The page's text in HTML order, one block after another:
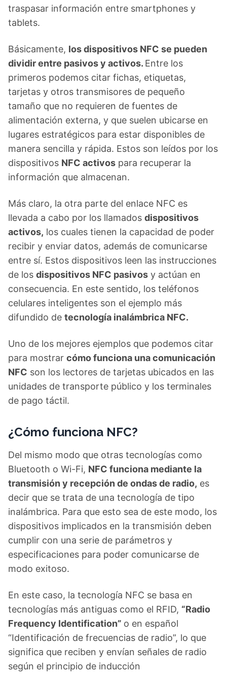
traspasar información entre smartphones y
tablets.
Básicamente, los dispositivos NFC se pueden
dividir entre pasivos y activos. Entre los
primeros podemos citar fichas, etiquetas,
tarjetas y otros transmisores de pequeño
tamaño que no requieren de fuentes de
alimentación externa, y que suelen ubicarse en
lugares estratégicos para estar disponibles de
manera sencilla y rápida. Estos son leídos por los
dispositivos NFC activos para recuperar la
información que almacenan.
Más claro, la otra parte del enlace NFC es
llevada a cabo por los llamados dispositivos
activos, los cuales tienen la capacidad de poder
recibir y enviar datos, además de comunicarse
entre sí. Estos dispositivos leen las instrucciones
de los dispositivos NFC pasivos y actúan en
consecuencia. En este sentido, los teléfonos
celulares inteligentes son el ejemplo más
difundido de tecnología inalámbrica NFC.
Uno de los mejores ejemplos que podemos citar
para mostrar cómo funciona una comunicación
NFC son los lectores de tarjetas ubicados en las
unidades de transporte público y los terminales
de pago táctil.
¿Cómo funciona NFC?
Del mismo modo que otras tecnologías como
Bluetooth o Wi-Fi, NFC funciona mediante la
transmisión y recepción de ondas de radio, es
decir que se trata de una tecnología de tipo
inalámbrica. Para que esto sea de este modo, los
dispositivos implicados en la transmisión deben
cumplir con una serie de parámetros y
especificaciones para poder comunicarse de
modo exitoso.
En este caso, la tecnología NFC se basa en
tecnologías más antiguas como el RFID, “Radio
Frequency Identification” o en español
“Identificación de frecuencias de radio”, lo que
significa que reciben y envían señales de radio
según el principio de inducción